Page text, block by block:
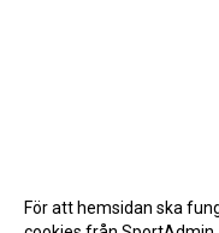
För att hemsidan ska